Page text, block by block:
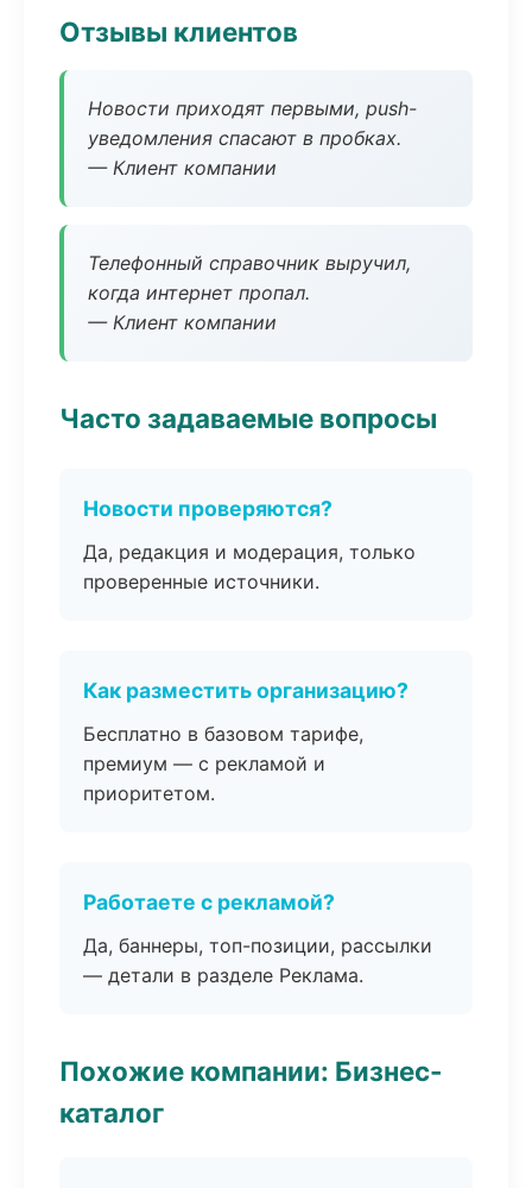
Отзывы клиентов
Новости приходят первыми, push-
уведомления спасают в пробках.
— Клиент компании
Телефонный справочник выручил,
когда интернет пропал.
— Клиент компании
Часто задаваемые вопросы
Новости проверяются?
Да, редакция и модерация, только
проверенные источники.
Как разместить организацию?
Бесплатно в базовом тарифе,
премиум — с рекламой и
приоритетом.
Работаете с рекламой?
Да, баннеры, топ-позиции, рассылки
— детали в разделе Реклама.
Похожие компании: Бизнес-
каталог